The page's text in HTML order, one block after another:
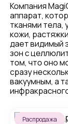
Компания
аппарат,
тканями тела,
кожи,
дает видимый
зон с
том, что оно
сразу
вакуумным, а
Распродажа